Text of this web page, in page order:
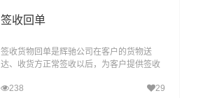
签收回单
签收货物回单是辉驰公司在客户的货物送
达、收货方正常签收以后，为客户提供签收
澳门、台湾：原单返回 40.00 元/票；传真件
238 29